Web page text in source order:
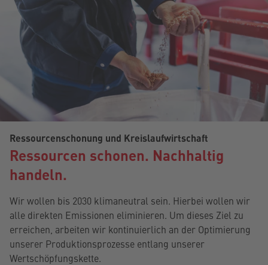
Ressourcenschonung und Kreislaufwirtschaft
Ressourcen schonen. Nachhaltig
handeln.
Wir wollen bis 2030 klimaneutral sein. Hierbei wollen wir
alle direkten Emissionen eliminieren. Um dieses Ziel zu
erreichen, arbeiten wir kontinuierlich an der Optimierung
unserer Produktionsprozesse entlang unserer
Wertschöpfungskette.